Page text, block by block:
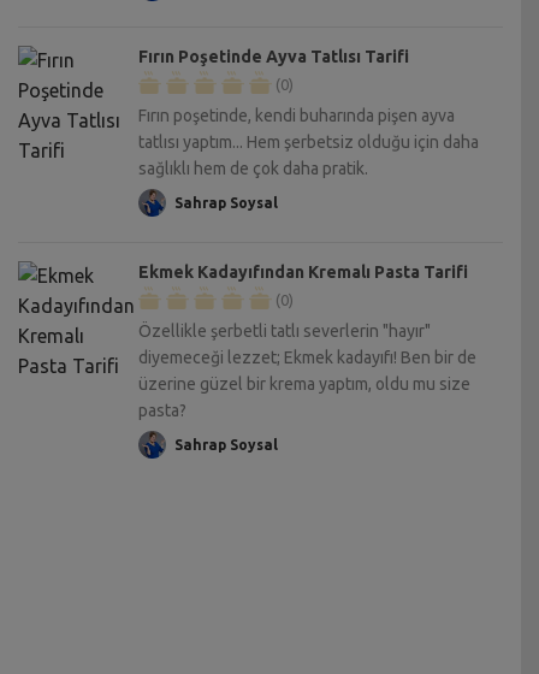
Fırın Poşetinde Ayva Tatlısı Tarifi
(0)
Fırın poşetinde, kendi buharında pişen ayva
tatlısı yaptım... Hem şerbetsiz olduğu için daha
sağlıklı hem de çok daha pratik.
Sahrap Soysal
Ekmek Kadayıfından Kremalı Pasta Tarifi
(0)
Özellikle şerbetli tatlı severlerin "hayır"
diyemeceği lezzet; Ekmek kadayıfı! Ben bir de
üzerine güzel bir krema yaptım, oldu mu size
pasta?
Sahrap Soysal